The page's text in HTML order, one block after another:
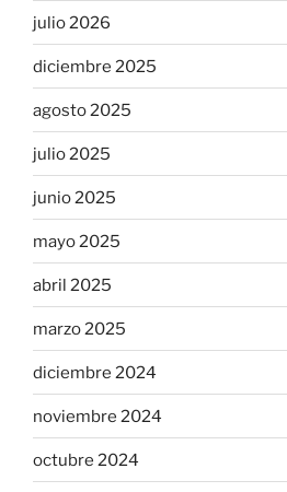
julio 2026
diciembre 2025
agosto 2025
julio 2025
junio 2025
mayo 2025
abril 2025
marzo 2025
diciembre 2024
noviembre 2024
octubre 2024